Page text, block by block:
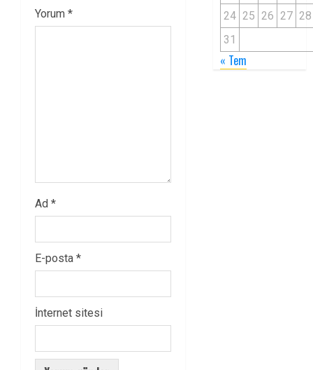
Yorum *
Ad *
E-posta *
İnternet sitesi
24 25 26 27 28
31
« Tem